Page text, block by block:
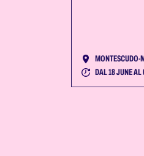
MONTESCUDO-
DAL 18 JUNE